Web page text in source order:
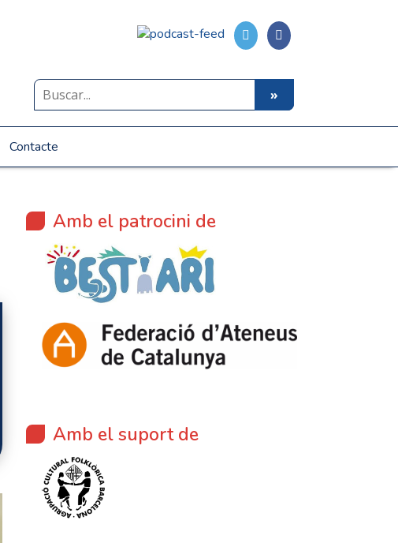
Contacte
Amb el patrocini de
Amb el suport de